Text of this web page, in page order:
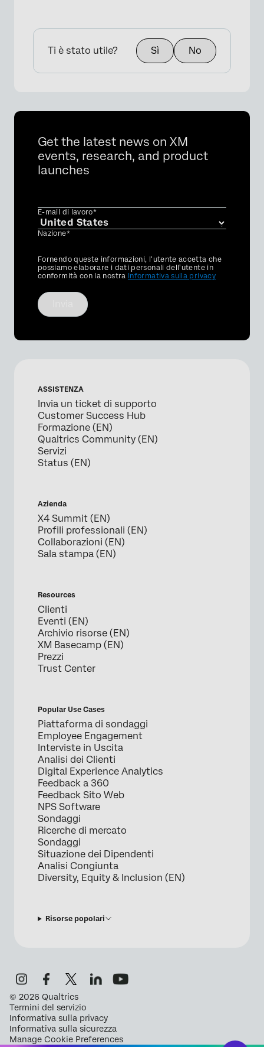
Ti è stato utile? Sì No
Get the latest news on XM
events, research, and product
launches
E-mail di lavoro*
Nazione*
Privacy
Optin
Fornendo queste informazioni, l'utente accetta che
possiamo elaborare i dati personali dell'utente in
conformità con la nostra Informativa sulla privacy
ASSISTENZA
Invia un ticket di supporto
Customer Success Hub
Formazione (EN)
Qualtrics Community (EN)
Servizi
Status (EN)
Azienda
X4 Summit (EN)
Profili professionali (EN)
Collaborazioni (EN)
Sala stampa (EN)
Resources
Clienti
Eventi (EN)
Archivio risorse (EN)
XM Basecamp (EN)
Prezzi
Trust Center
Popular Use Cases
Piattaforma di sondaggi
Employee Engagement
Interviste in Uscita
Analisi dei Clienti
Digital Experience Analytics
Feedback a 360
Feedback Sito Web
NPS Software
Sondaggi
Ricerche di mercato
Sondaggi
Situazione dei Dipendenti
Analisi Congiunta
Diversity, Equity & Inclusion (EN)
Risorse popolari
© 2026 Qualtrics
Termini del servizio
Informativa sulla privacy
Informativa sulla sicurezza
Manage Cookie Preferences